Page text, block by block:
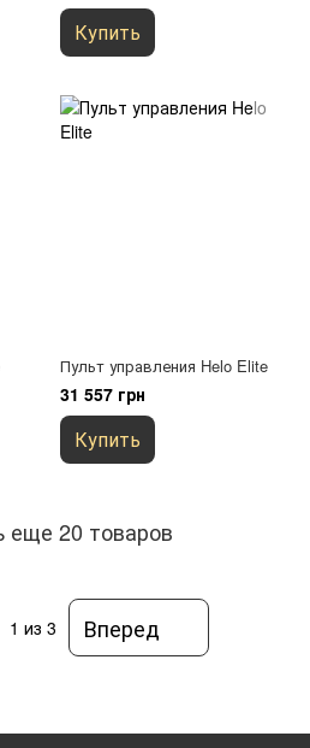
Купить
Пульт управления Helo Elite
31 557 грн
Купить
еще 20 товаров
1 из 3 Вперед